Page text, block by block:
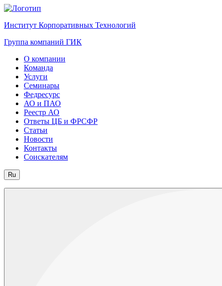
Институт Корпоративных Технологий
Группа компаний ГИК
О компании
Команда
Услуги
Семинары
Федресурс
АО и ПАО
Реестр АО
Ответы ЦБ и ФРСФР
Статьи
Новости
Контакты
Соискателям
Ru